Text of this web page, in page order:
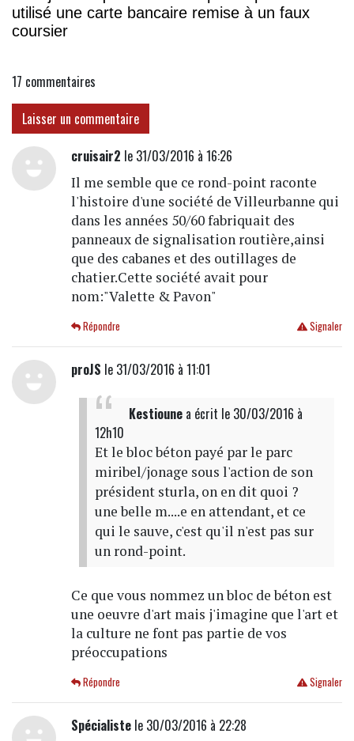
utilisé une carte bancaire remise à un faux
coursier
17 commentaires
Laisser un commentaire
cruisair2 le 31/03/2016 à 16:26
Il me semble que ce rond-point raconte
l'histoire d'une société de Villeurbanne qui
dans les années 50/60 fabriquait des
panneaux de signalisation routière,ainsi
que des cabanes et des outillages de
chatier.Cette société avait pour
nom:"Valette & Pavon"
Signaler
Répondre
proJS le 31/03/2016 à 11:01
Kestiounea écrit le 30/03/2016 à
12h10
Et le bloc béton payé par le parc
miribel/jonage sous l'action de son
président sturla, on en dit quoi ?
une belle m....e en attendant, et ce
qui le sauve, c'est qu'il n'est pas sur
un rond-point.
Ce que vous nommez un bloc de béton est
une oeuvre d'art mais j'imagine que l'art et
la culture ne font pas partie de vos
préoccupations
Signaler
Répondre
Spécialistele 30/03/2016 à 22:28